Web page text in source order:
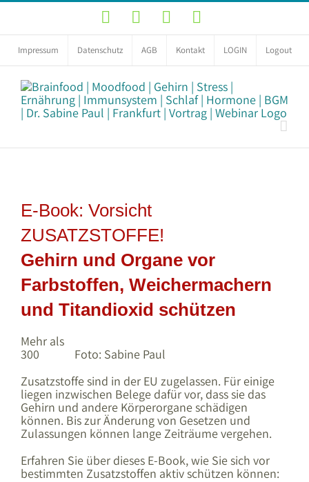
Zum
springen
YouTubeFacebookInstagram
Impressum Datenschutz AGB Kontakt LOGIN Logout
E-Book: Vorsicht
ZUSATZSTOFFE!
Gehirn und Organe vor
Farbstoffen, Weichermachern
und Titandioxid schützen
Foto: Sabine Paul
Mehr als
300
Zusatzstoffe sind in der EU zugelassen. Für einige
liegen inzwischen Belege dafür vor, dass sie das
Gehirn und andere Körperorgane schädigen
können. Bis zur Änderung von Gesetzen und
Zulassungen können lange Zeiträume vergehen.
Erfahren Sie über dieses E-Book, wie Sie sich vor
bestimmten Zusatzstoffen aktiv schützen können: